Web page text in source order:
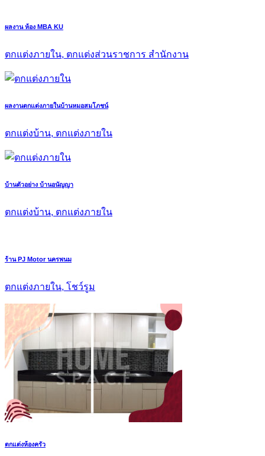
ผลงาน ห้อง MBA KU
ตกแต่งภายใน, ตกแต่งส่วนราชการ สำนักงาน
ผลงานตกแต่งภายในบ้านหมอสมโภชน์
ตกแต่งบ้าน, ตกแต่งภายใน
บ้านตัวอย่าง บ้านอนัญญา
ตกแต่งบ้าน, ตกแต่งภายใน
ร้าน PJ Motor นครพนม
ตกแต่งภายใน, โชว์รูม
ตกแต่งห้องครัว